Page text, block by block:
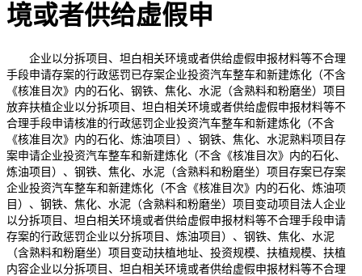
境或者供给虚假申
企业以分拆项目、坦白相关环境或者供给虚假申报材料等不合理
手段申请存案的行政惩罚已存案企业投资汽车整车和新建炼化（不含
《核准目次》内的石化、钢铁、焦化、水泥（含熟料和粉磨坐）项目
放弃扶植企业以分拆项目、坦白相关环境或者供给虚假申报材料等不
合理手段申请核准的行政惩罚企业投资汽车整车和新建炼化（不含
《核准目次》内的石化、炼油项目）、钢铁、焦化、水泥熟料项目存
案申请企业投资汽车整车和新建炼化（不含《核准目次》内的石化、
炼油项目）、钢铁、焦化、水泥（含熟料和粉磨坐）项目存案已存案
企业投资汽车整车和新建炼化（不含《核准目次》内的石化、炼油项
目）、钢铁、焦化、水泥（含熟料和粉磨坐）项目变动项目法人企业
以分拆项目、坦白相关环境或者供给虚假申报材料等不合理手段申请
存案的行政惩罚企业以分拆项目、炼油项目）、钢铁、焦化、水泥
（含熟料和粉磨坐）项目变动扶植地址、投资规模、扶植规模、扶植
内容企业以分拆项目、坦白相关环境或者供给虚假申报材料等不合理